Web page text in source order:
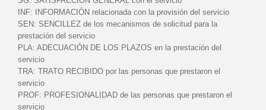
INF:
INFORMACIÓN relacionada con la provisión del servicio
SEN: SENCILLEZ de los mecanismos de solicitud para la
prestación del servicio
PLA: ADECUACIÓN DE LOS PLAZOS en la prestación del
servicio
TRA: TRATO RECIBIDO por las personas que prestaron el
servicio
PROF: PROFESIONALIDAD de las personas que prestaron el
servicio